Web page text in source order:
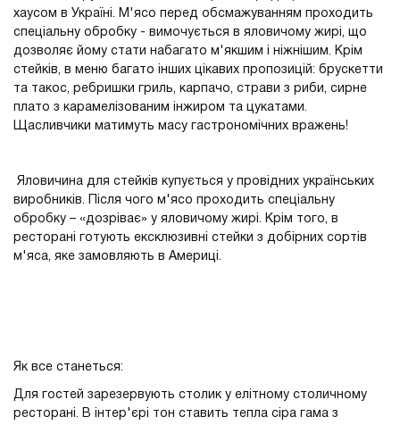
хаусом в Україні. М'ясо перед обсмажуванням проходить
спеціальну обробку - вимочується в яловичому жирі, що
дозволяє йому стати набагато м'якшим і ніжнішим. Крім
стейків, в меню багато інших цікавих пропозицій: брускетти
та такос, ребришки гриль, карпачо, страви з риби, сирне
плато з карамелізованим інжиром та цукатами.
Щасливчики матимуть масу гастрономічних вражень!
Яловичина для стейків купується у провідних українських
виробників. Після чого м'ясо проходить спеціальну
обробку – «дозріває» у яловичому жирі. Крім того, в
ресторані готують ексклюзивні стейки з добірних сортів
м'яса, яке замовляють в Америці.
Як все станеться:
Для гостей зарезервують столик у елітному столичному
ресторані. В інтер'єрі тон ставить тепла сіра гама з